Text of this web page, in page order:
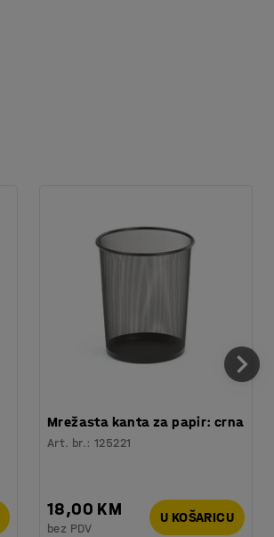
Mrežasta kanta za papir: crna
Art. br.:125221
18,00 KM
bez PDV
U KOŠARICU